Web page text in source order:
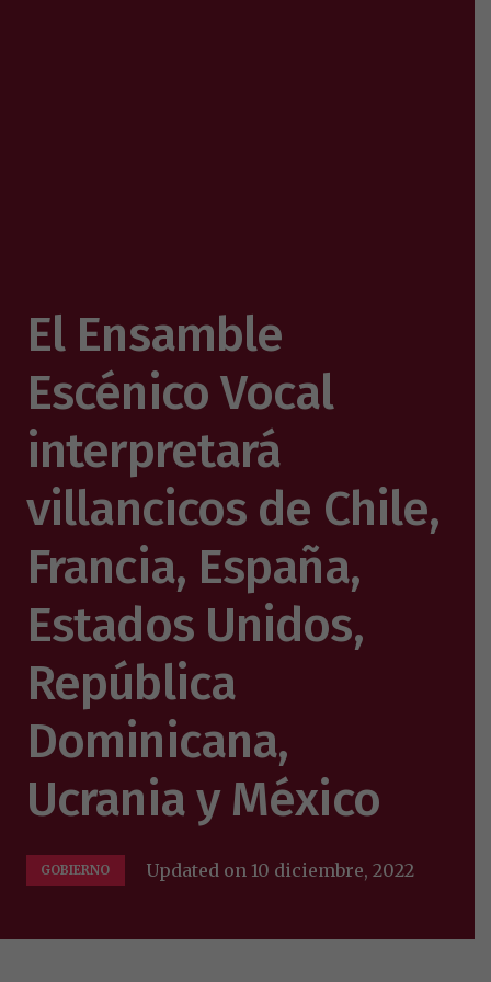
El Ensamble
Escénico Vocal
interpretará
villancicos de Chile,
Francia, España,
Estados Unidos,
República
Dominicana,
Ucrania y México
GOBIERNO Updated on 10 diciembre, 2022